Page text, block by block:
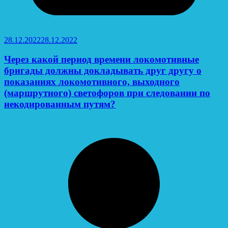
28.12.202228.12.2022
Через какой период времени локомотивные
бригады должны докладывать друг другу о
показаниях локомотивного, выходного
(маршрутного) светофоров при следовании по
некодированным путям?